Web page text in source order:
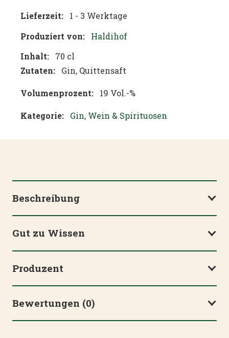
Lieferzeit:
1 - 3 Werktage
Produziert von:
Haldihof
Inhalt:
70 cl
Zutaten:
Gin, Quittensaft
Volumenprozent: 19 Vol.-%
Kategorie: Gin, Wein & Spirituosen
Beschreibung
Gut zu Wissen
Produzent
Bewertungen (0)